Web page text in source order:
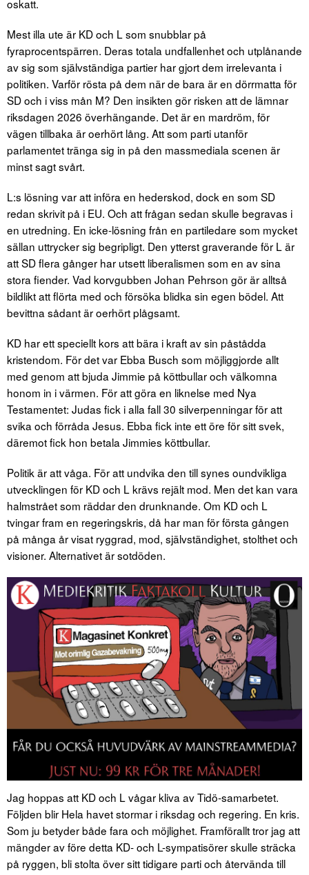
oskatt.
Mest illa ute är KD och L som snubblar på
fyraprocentspärren. Deras totala undfallenhet och utplånande
av sig som självständiga partier har gjort dem irrelevanta i
politiken. Varför rösta på dem när de bara är en dörrmatta för
SD och i viss mån M? Den insikten gör risken att de lämnar
riksdagen 2026 överhängande. Det är en mardröm, för
vägen tillbaka är oerhört lång. Att som parti utanför
parlamentet tränga sig in på den massmediala scenen är
minst sagt svårt.
L:s lösning var att införa en hederskod, dock en som SD
redan skrivit på i EU. Och att frågan sedan skulle begravas i
en utredning. En icke-lösning från en partiledare som mycket
sällan uttrycker sig begripligt. Den ytterst graverande för L är
att SD flera gånger har utsett liberalismen som en av sina
stora fiender. Vad korvgubben Johan Pehrson gör är alltså
bildlikt att flörta med och försöka blidka sin egen bödel. Att
bevittna sådant är oerhört plågsamt.
KD har ett speciellt kors att bära i kraft av sin påstådda
kristendom. För det var Ebba Busch som möjliggjorde allt
med genom att bjuda Jimmie på köttbullar och välkomna
honom in i värmen. För att göra en liknelse med Nya
Testamentet: Judas fick i alla fall 30 silverpenningar för att
svika och förråda Jesus. Ebba fick inte ett öre för sitt svek,
däremot fick hon betala Jimmies köttbullar.
Politik är att våga. För att undvika den till synes oundvikliga
utvecklingen för KD och L krävs rejält mod. Men det kan vara
halmstrået som räddar den drunknande. Om KD och L
tvingar fram en regeringskris, då har man för första gången
på många år visat ryggrad, mod, självständighet, stolthet och
visioner. Alternativet är sotdöden.
Jag hoppas att KD och L vågar kliva av Tidö-samarbetet.
Följden blir Hela havet stormar i riksdag och regering. En kris.
Som ju betyder både fara och möjlighet. Framförallt tror jag att
mängder av före detta KD- och L-sympatisörer skulle sträcka
på ryggen, bli stolta över sitt tidigare parti och återvända till